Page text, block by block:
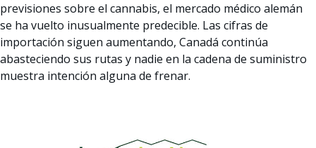
previsiones sobre el cannabis, el mercado médico alemán
se ha vuelto inusualmente predecible. Las cifras de
importación siguen aumentando, Canadá continúa
abasteciendo sus rutas y nadie en la cadena de suministro
muestra intención alguna de frenar.